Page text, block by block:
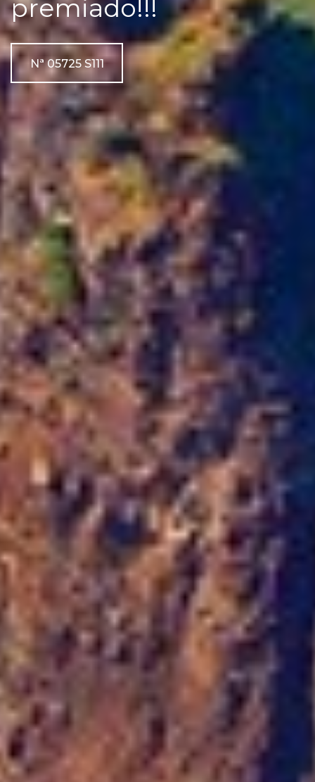
VER MAS